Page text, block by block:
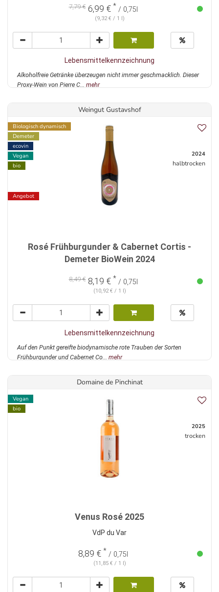
7,79 €6,99 € * / 0,75l
(9,32 € / 1 l)
Lebensmittelkennzeichnung
Alkoholfreie Getränke überzeugen nicht immer geschmacklich. Dieser
Proxy-Wein von Pierre C... mehr
Weingut Gustavshof
Biologisch dynamisch
Demeter
ecovin
Vegan
bio
Angebot
2024
halbtrocken
Rosé Frühburgunder & Cabernet Cortis -
Demeter BioWein 2024
8,49 €8,19 € * / 0,75l
(10,92 € / 1 l)
Lebensmittelkennzeichnung
Auf den Punkt gereifte biodynamische rote Trauben der Sorten
Frühburgunder und Cabernet Co... mehr
Domaine de Pinchinat
Vegan
bio
2025
trocken
Venus Rosé 2025
VdP du Var
8,89 € * / 0,75l
(11,85 € / 1 l)